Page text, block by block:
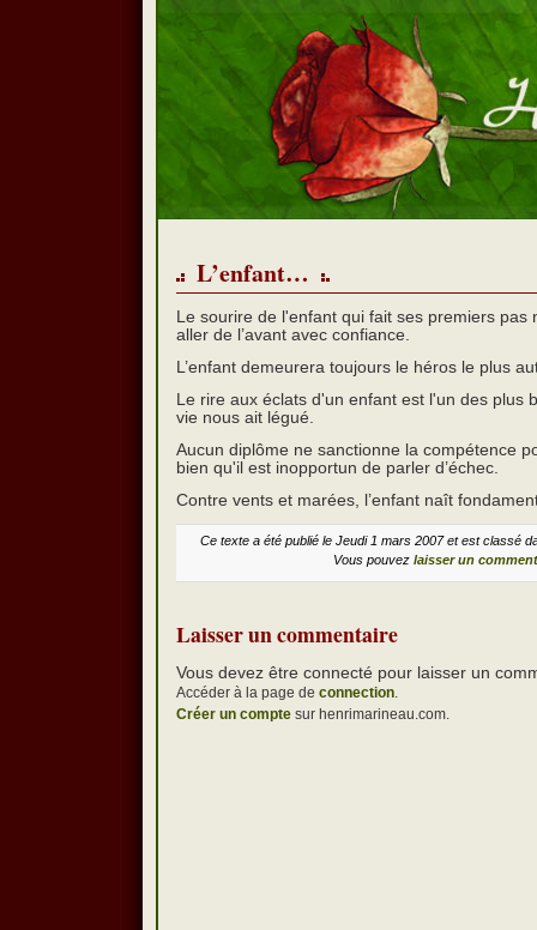
L’enfant…
Le sourire de l'enfant qui fait ses premiers pas
aller de l’avant avec confiance.
L’enfant demeurera toujours le héros le plus
Le rire aux éclats d'un enfant est l'un des plus
vie nous ait légué.
Aucun diplôme ne sanctionne la compétence
bien qu'il est inopportun de parler d’échec.
Contre vents et marées, l’enfant naît
Ce texte a été publié le Jeudi 1 mars 2007 et est classé
Vous pouvez laisser un
Laisser un commentaire
Vous devez être connecté pour laisser un
Accéder à la page de connection.
Créer un compte sur henrimarineau.com.